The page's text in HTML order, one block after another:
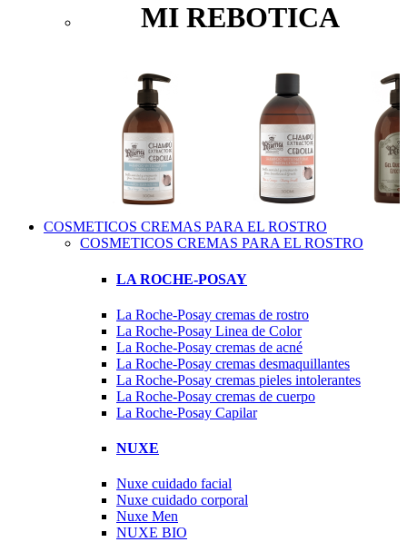
MI REBOTICA
COSMETICOS CREMAS PARA EL ROSTRO
COSMETICOS CREMAS PARA EL ROSTRO
LA ROCHE-POSAY
La Roche-Posay cremas de rostro
La Roche-Posay Linea de Color
La Roche-Posay cremas de acné
La Roche-Posay cremas desmaquillantes
La Roche-Posay cremas pieles intolerantes
La Roche-Posay cremas de cuerpo
La Roche-Posay Capilar
NUXE
Nuxe cuidado facial
Nuxe cuidado corporal
Nuxe Men
NUXE BIO